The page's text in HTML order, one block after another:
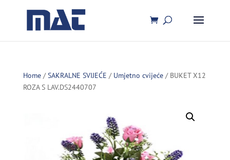
Home/SAKRALNE SVIJEĆE / Umjetno cvijeće/ BUKET X12
ROZA S LAV.DS2440707